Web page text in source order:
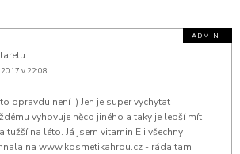
v 22:08
opravdu není :) Jen je super vychytat
vyhovuje něco jiného a taky je lepší mít
tužší na léto. Já jsem vitamin E i všechny
na www.kosmetikahrou.cz - ráda tam